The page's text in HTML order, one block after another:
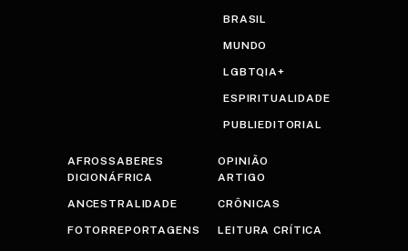
BRASIL
MUNDO
LGBTQIA+
ESPIRITUALIDADE
PUBLIEDITORIAL
AFROSSABERES
DICIONÁFRICA
ANCESTRALIDADE
FOTORREPORTAGENS
OPINIÃO
ARTIGO
CRÔNICAS
LEITURA CRÍTICA